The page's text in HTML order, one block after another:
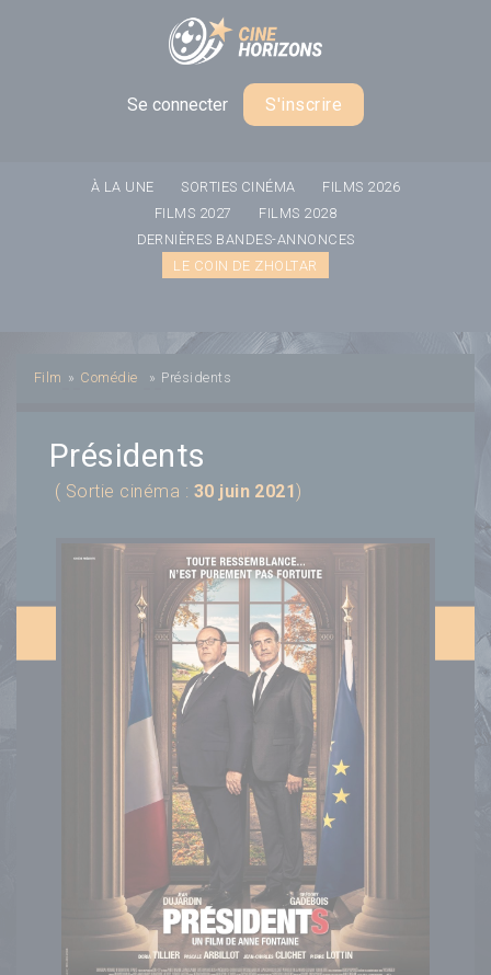
Se connecter S'inscrire
À LA UNE SORTIES CINÉMA
FILMS 2026
FILMS 2027
FILMS 2028
DERNIÈRES BANDES-ANNONCES
LE COIN DE ZHOLTAR
Film » Comédie » Présidents
Présidents
( Sortie cinéma : 30 juin 2021)
Panneau de gestion des cookies